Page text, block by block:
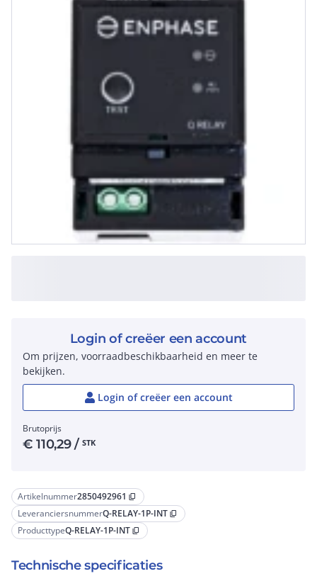
Artikelnummer2850492961 content_copy
LeveranciersnummerQ-RELAY-1P-INT content_copy
ProducttypeQ-RELAY-1P-INT content_copy
Technische specificaties
Login of creëer een account
Om prijzen, voorraadbeschikbaarheid en meer te
bekijken.
Login of creëer een account
Brutoprijs
€110,29/ STK